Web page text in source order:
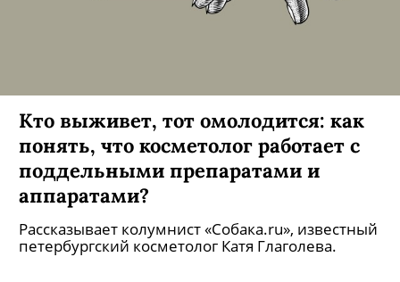
Кто выживет, тот омолодится: как
понять, что косметолог работает с
поддельными препаратами и
аппаратами?
Рассказывает колумнист «Собака.ru», известный
петербургский косметолог Катя Глаголева.